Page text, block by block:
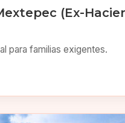
(Ex-
para familias exigentes.